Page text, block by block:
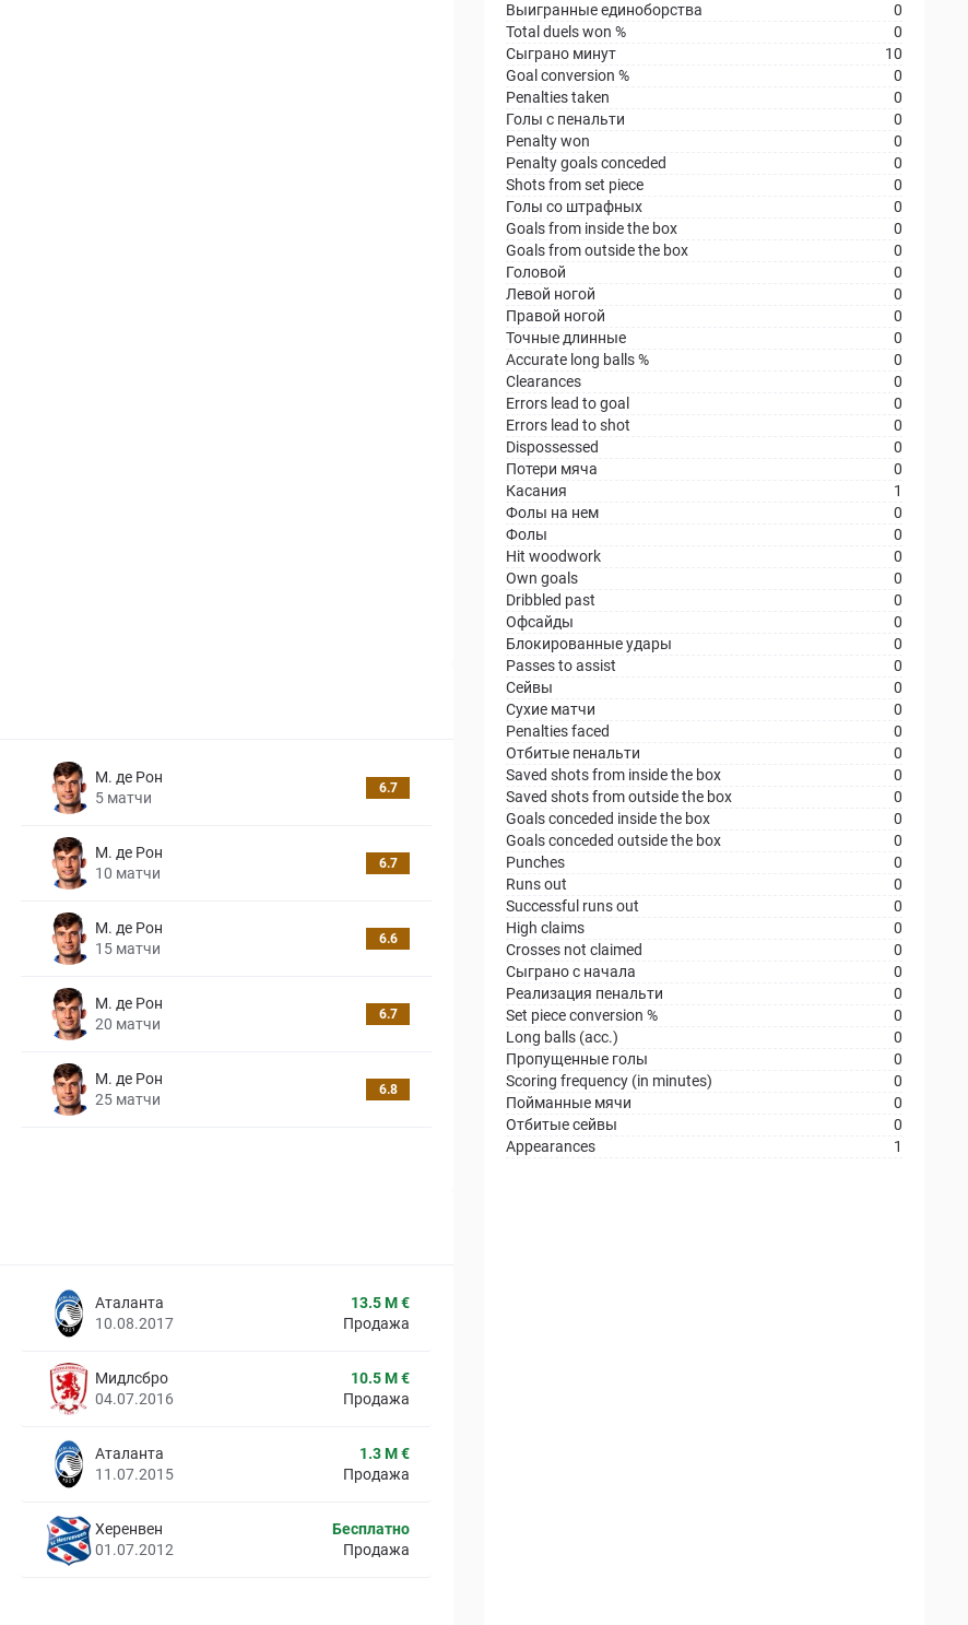
М. де Рон
5 матчи
6.7
М. де Рон
10 матчи
6.7
М. де Рон
15 матчи
6.6
М. де Рон
20 матчи
6.7
М. де Рон
25 матчи
6.8
Аталанта
10.08.2017
13.5 M €
Продажа
Мидлсбро
04.07.2016
10.5 M €
Продажа
Аталанта
11.07.2015
1.3 M €
Продажа
Херенвен
01.07.2012
Бесплатно
Продажа
Выигранные единоборства
0
Total duels won %
0
Сыграно минут
10
Goal conversion %
0
Penalties taken
0
Голы с пенальти
0
Penalty won
0
Penalty goals conceded
0
Shots from set piece
0
Голы со штрафных
0
Goals from inside the box
0
Goals from outside the box
0
Головой
0
Левой ногой
0
Правой ногой
0
Точные длинные
0
Accurate long balls %
0
Clearances
0
Errors lead to goal
0
Errors lead to shot
0
Dispossessed
0
Потери мяча
0
Касания
1
Фолы на нем
0
Фолы
0
Hit woodwork
0
Own goals
0
Dribbled past
0
Офсайды
0
Блокированные удары
0
Passes to assist
0
Сейвы
0
Сухие матчи
0
Penalties faced
0
Отбитые пенальти
0
Saved shots from inside the box
0
Saved shots from outside the box
0
Goals conceded inside the box
0
Goals conceded outside the box
0
Punches
0
Runs out
0
Successful runs out
0
High claims
0
Crosses not claimed
0
Сыграно с начала
0
Реализация пенальти
0
Set piece conversion %
0
Long balls (acc.)
0
Пропущенные голы
0
Scoring frequency (in minutes)
0
Пойманные мячи
0
Отбитые сейвы
0
Appearances
1